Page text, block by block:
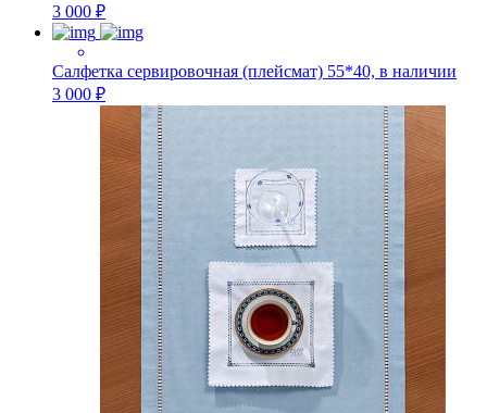
3 000 ₽
Салфетка сервировочная (плейсмат) 55*40, в наличии
3 000 ₽